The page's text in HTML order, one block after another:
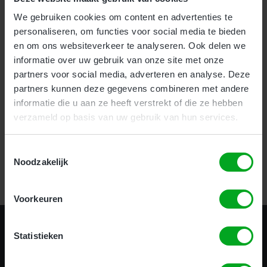
We gebruiken cookies om content en advertenties te
personaliseren, om functies voor social media te bieden
en om ons websiteverkeer te analyseren. Ook delen we
informatie over uw gebruik van onze site met onze
partners voor social media, adverteren en analyse. Deze
partners kunnen deze gegevens combineren met andere
informatie die u aan ze heeft verstrekt of die ze hebben
verzameld op basis van uw gebruik van hun services.
Noodzakelijk
Voorkeuren
Statistieken
Voor bedrijven bieden wij onze nieuwe en zeer effectieve
uurs Incompany trainingaan.
Als particulier kunt u uw hoogwerker certificaat halen
opmeerdere locatiesdoor heel het land.
Certificering in 1 uur!